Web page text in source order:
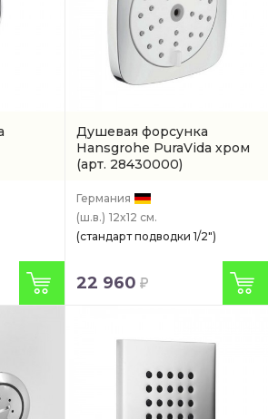
Душевая форсунка
Hansgrohe PuraVida хром
(арт. 28430000)
Германия
(ш.в.) 12x12 см.
(стандарт подводки 1/2")
22 960